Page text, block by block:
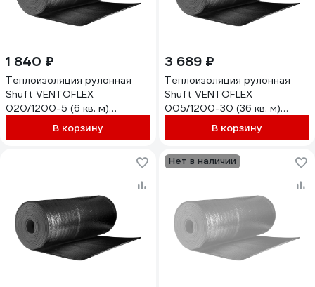
1 840 ₽
Теплоизоляция рулонная
Shuft VENTOFLEX
020/1200-5 (6 кв. м)
НС-1618028В корзину
3 689 ₽
Теплоизоляция рулонная
Shuft VENTOFLEX
005/1200-30 (36 кв. м)
НС-1618026В корзину
Нет в наличии